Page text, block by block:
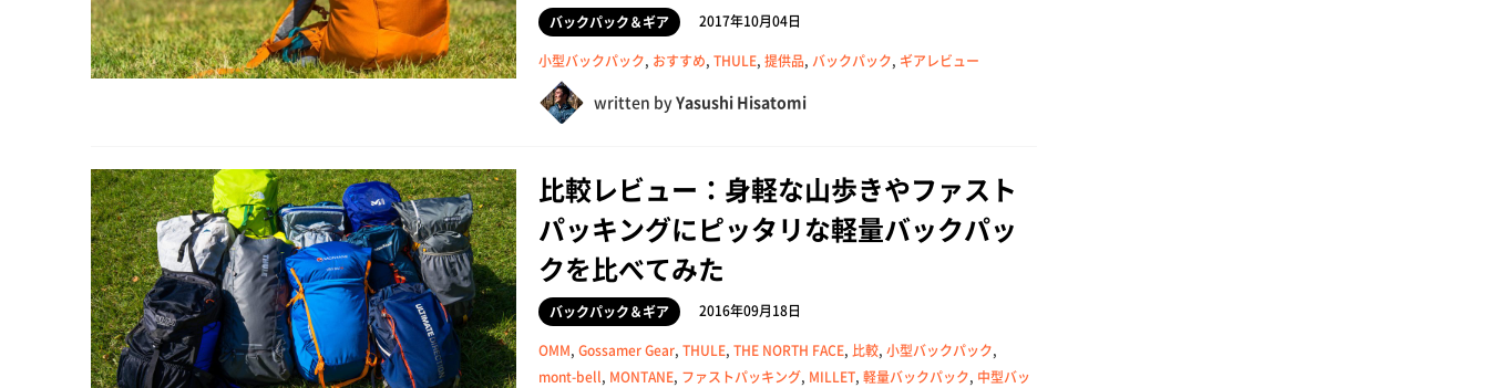
バックパック＆ギア
2017年10月04日
小型バックパック, おすすめ, THULE, 提供品, バックパック, ギアレビュー
written byYasushi Hisatomi
比較レビュー：身軽な山歩きやファスト
パッキングにピッタリな軽量バックパッ
クを比べてみた
バックパック＆ギア
2016年09月18日
OMM, Gossamer Gear, THULE, THE NORTH FACE, 比較, 小型バックパック,
mont-bell, MONTANE, ファストパッキング, MILLET, 軽量バックパック, 中型バッ